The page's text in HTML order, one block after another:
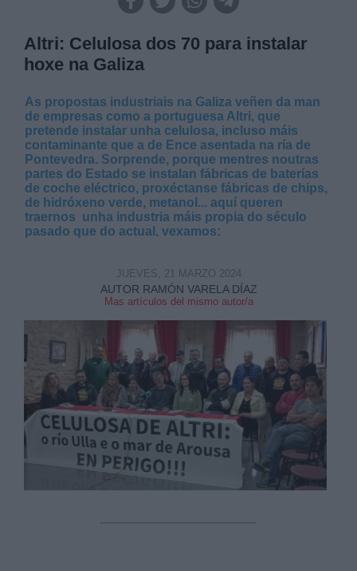
Altri: Celulosa dos 70 para instalar
hoxe na Galiza
As propostas industriais na Galiza veñen da man
de empresas como a portuguesa Altri, que
pretende instalar unha celulosa, incluso máis
contaminante que a de Ence asentada na ría de
Pontevedra. Sorprende, porque mentres noutras
partes do Estado se instalan fábricas de baterías
de coche eléctrico, proxéctanse fábricas de chips,
de hidróxeno verde, metanol... aquí queren
traernos unha industria máis propia do século
pasado que do actual, vexamos:
AUTOR RAMÓN VARELA DÍAZ
Mas artículos del mismo autor/a
JUEVES, 21 MARZO 2024